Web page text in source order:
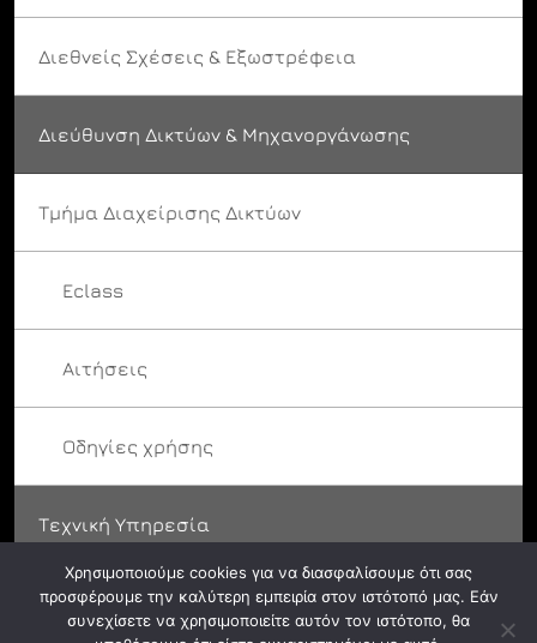
Διεθνείς Σχέσεις & Εξωστρέφεια
Διεύθυνση Δικτύων & Μηχανοργάνωσης
Τμήμα Διαχείρισης Δικτύων
Eclass
Αιτήσεις
Οδηγίες χρήσης
Τεχνική Υπηρεσία
Χρησιμοποιούμε cookies για να διασφαλίσουμε ότι σας
προσφέρουμε την καλύτερη εμπειρία στον ιστότοπό μας. Εάν
συνεχίσετε να χρησιμοποιείτε αυτόν τον ιστότοπο, θα